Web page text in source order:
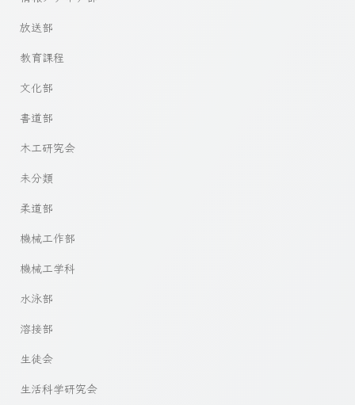
放送部
教育課程
文化部
書道部
木工研究会
未分類
柔道部
機械工作部
機械工学科
水泳部
溶接部
生徒会
生活科学研究会